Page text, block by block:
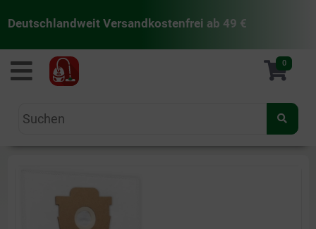
Deutschlandweit Versandkostenfrei ab 49 €
staubsaugermanufaktur 0